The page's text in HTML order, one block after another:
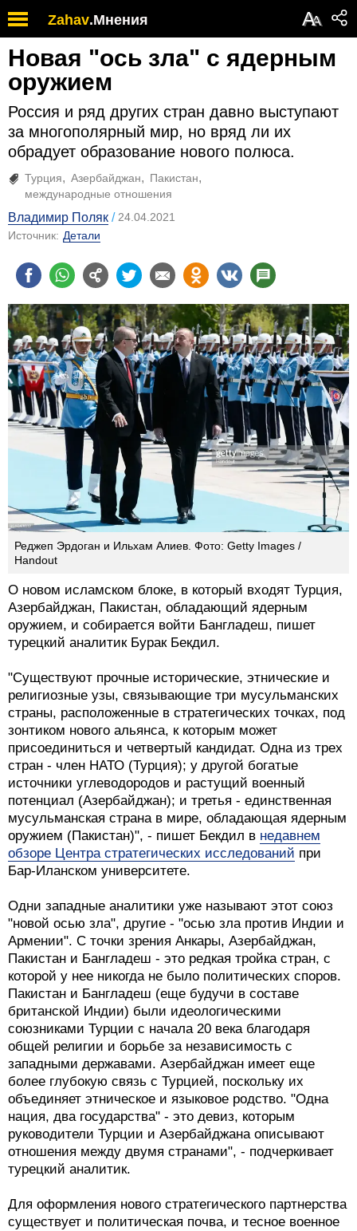
Zahav.Мнения АА
Новая "ось зла" с ядерным
оружием
Россия и ряд других стран давно выступают
за многополярный мир, но вряд ли их
обрадует образование нового полюса.
Турция Азербайджан
Пакистан
международные отношения
Владимир Поляк
24.04.2021
Источник: Детали
Реджеп Эрдоган и Ильхам Алиев. Фото: Getty Images /
Handout
О новом исламском блоке, в который входят Турция,
Азербайджан, Пакистан, обладающий ядерным
оружием, и собирается войти Бангладеш, пишет
турецкий аналитик Бурак Бекдил.
"Существуют прочные исторические, этнические и
религиозные узы, связывающие три мусульманских
страны, расположенные в стратегических точках, под
зонтиком нового альянса, к которым может
присоединиться и четвертый кандидат. Одна из трех
стран - член НАТО (Турция); у другой богатые
источники углеводородов и растущий военный
потенциал (Азербайджан); и третья - единственная
мусульманская страна в мире, обладающая ядерным
оружием (Пакистан)", - пишет Бекдил в недавнем
обзоре Центра стратегических исследований при
Бар-Иланском университете.
Одни западные аналитики уже называют этот союз
"новой осью зла", другие - "осью зла против Индии и
Армении". С точки зрения Анкары, Азербайджан,
Пакистан и Бангладеш - это редкая тройка стран, с
которой у нее никогда не было политических споров.
Пакистан и Бангладеш (еще будучи в составе
британской Индии) были идеологическими
союзниками Турции с начала 20 века благодаря
общей религии и борьбе за независимость с
западными державами. Азербайджан имеет еще
более глубокую связь с Турцией, поскольку их
объединяет этническое и языковое родство. "Одна
нация, два государства" - это девиз, которым
руководители Турции и Азербайджана описывают
отношения между двумя странами", - подчеркивает
турецкий аналитик.
Для оформления нового стратегического партнерства
существует и политическая почва, и тесное военное